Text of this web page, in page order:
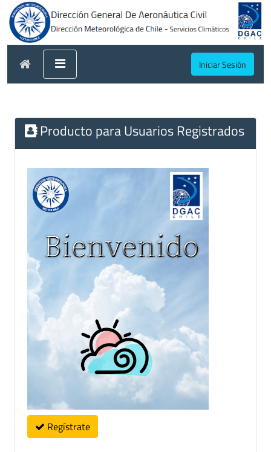
Iniciar Sesión
Producto para Usuarios Registrados
Regístrate